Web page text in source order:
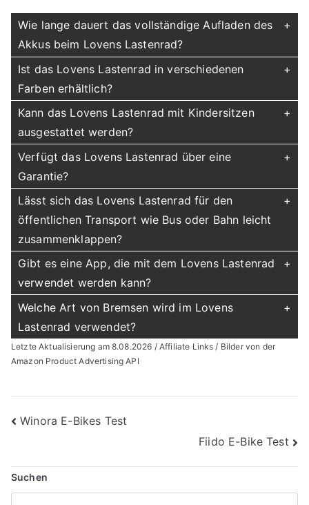
Wie lange dauert das vollständige Aufladen des
Akkus beim Lovens Lastenrad?
Ist das Lovens Lastenrad in verschiedenen
Farben erhältlich?
Kann das Lovens Lastenrad mit Kindersitzen
ausgestattet werden?
Verfügt das Lovens Lastenrad über eine
Garantie?
Lässt sich das Lovens Lastenrad für den
öffentlichen Transport wie Bus oder Bahn leicht
zusammenklappen?
Gibt es eine App, die mit dem Lovens Lastenrad
verwendet werden kann?
Welche Art von Bremsen wird im Lovens
Lastenrad verwendet?
Letzte Aktualisierung am 8.08.2026 / Affiliate Links / Bilder von der
Amazon Product Advertising API
Beitragsnavigation
Winora E-Bikes Test
Fiido E-Bike Test
Suchen